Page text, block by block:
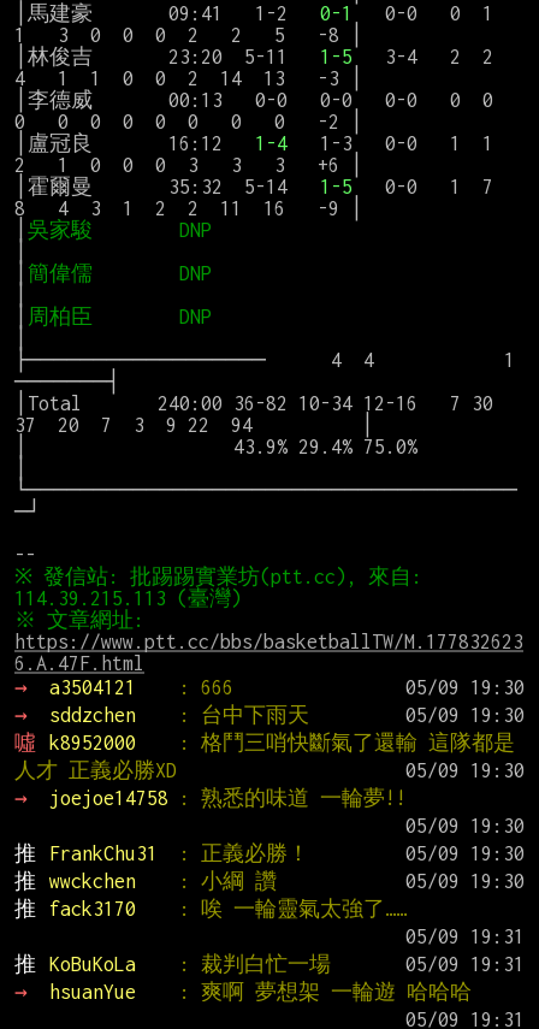
│馬建豪       09:41   1-2 0-1
   0-0   0  1
1   3  0  0  0  2   2   5   -8 │
│林俊吉       23:20  5-11 1-5
   3-4   2  2
4   1  1  0  0  2  14  13   -3 │
│李德威       00:13   0-0   0-0   0-0   0  0
0   0  0  0  0  0   0   0   -2 │
│盧冠良       16:12 1-4
   1-3   0-0   1  1
2   1  0  0  0  3   3   3   +6 │
│霍爾曼       35:32  5-14 1-5
   0-0   1  7
8   4  3  1  2  2  11  16   -9 │
├──────────────────      4  4            1
───────┤
│Total       240:00 36-82 10-34 12-16   7 30
37  20  7  3  9 22  94          │
│                   43.9% 29.4% 75.0%
└─────────────────────────────────────
─┘
※ 發信站: 批踢踢實業坊(ptt.cc), 來自:
https://www.ptt.cc/bbs/basketballTW/M.177832623
6.A.47F.html
→
a3504121 : 666
→
sddzchen : 台中下雨天
噓
k8952000
: 格鬥三哨快斷氣了還輸 這隊都是
人才 正義必勝XD
→
joejoe14758
: 熟悉的味道 一輪夢!!
推
FrankChu31 : 正義必勝！
推
wwckchen : 小綱 讚
推
fack3170
: 唉 一輪靈氣太強了……
推
KoBuKoLa : 裁判白忙一場
→
hsuanYue
: 爽啊 夢想架 一輪遊 哈哈哈